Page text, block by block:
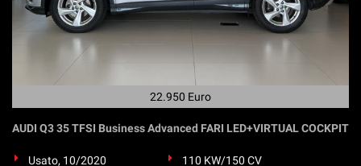
22.950 Euro
AUDI Q3 35 TFSI Business Advanced FARI LED+VIRTUAL COCKPIT
Usato, 10/2020
110 KW/150 CV